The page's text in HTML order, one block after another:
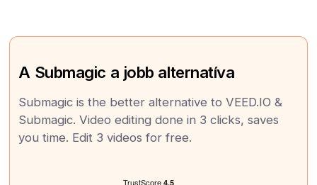
A Submagic a jobb alternatíva
Submagic is the better alternative to VEED.IO &
Submagic. Video editing done in 3 clicks, saves
you time. Edit 3 videos for free.